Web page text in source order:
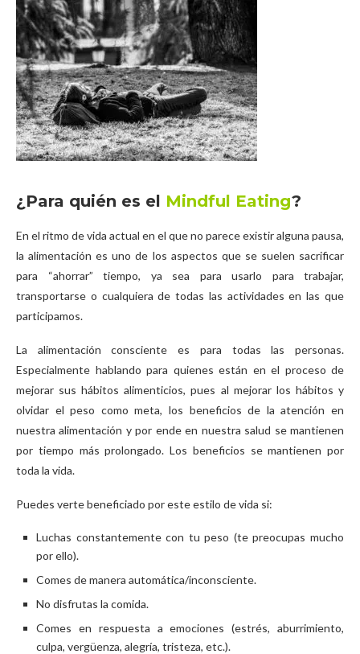
¿Para quién es el Mindful Eating?
En el ritmo de vida actual en el que no parece existir alguna pausa,
la alimentación es uno de los aspectos que se suelen sacrificar
para “ahorrar” tiempo, ya sea para usarlo para trabajar,
transportarse o cualquiera de todas las actividades en las que
participamos.
La alimentación consciente es para todas las personas.
Especialmente hablando para quienes están en el proceso de
mejorar sus hábitos alimenticios, pues al mejorar los hábitos y
olvidar el peso como meta, los beneficios de la atención en
nuestra alimentación y por ende en nuestra salud se mantienen
por tiempo más prolongado. Los beneficios se mantienen por
toda la vida.
Puedes verte beneficiado por este estilo de vida si:
Luchas constantemente con tu peso (te preocupas mucho
por ello).
Comes de manera automática/inconsciente.
No disfrutas la comida.
Comes en respuesta a emociones (estrés, aburrimiento,
culpa, vergüenza, alegría, tristeza, etc.).